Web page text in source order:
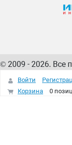
© 2009 - 2026. Все
информация на
интернет-магазина
Войти
Корзина
0